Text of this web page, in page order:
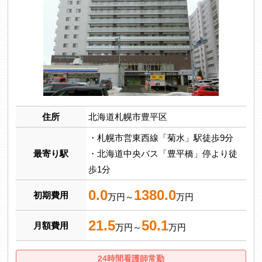
住所 北海道札幌市豊平区
最寄り駅
・札幌市営東西線「菊水」駅徒歩9分
・北海道中央バス「豊平橋」停より徒
歩1分
初期費用 0.0万円～ 1380.0万円
月額費用 21.5万円～50.1万円
24時間看護師常勤